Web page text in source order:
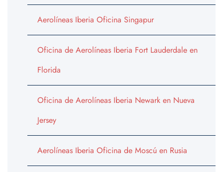
Aerolíneas Iberia Oficina Singapur
Oficina de Aerolíneas Iberia Fort Lauderdale en
Florida
Oficina de Aerolíneas Iberia Newark en Nueva
Jersey
Aerolíneas Iberia Oficina de Moscú en Rusia